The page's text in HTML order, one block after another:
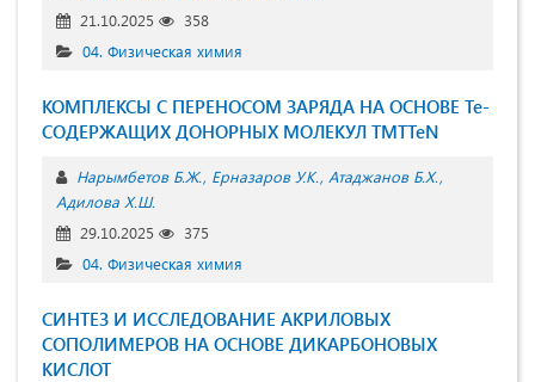
21.10.2025
358
04. Физическая химия
КОМПЛЕКСЫ С ПЕРЕНОСОМ ЗАРЯДА НА ОСНОВЕ Те-
СОДЕРЖАЩИХ ДОНОРНЫХ МОЛЕКУЛ TMTTeN
Нарымбетов Б.Ж. Ерназаров У.К. Атаджанов Б.Х.
Адилова Х.Ш.
29.10.2025
375
04. Физическая химия
СИНТЕЗ И ИССЛЕДОВАНИЕ АКРИЛОВЫХ
СОПОЛИМЕРОВ НА ОСНОВЕ ДИКАРБОНОВЫХ
КИСЛОТ